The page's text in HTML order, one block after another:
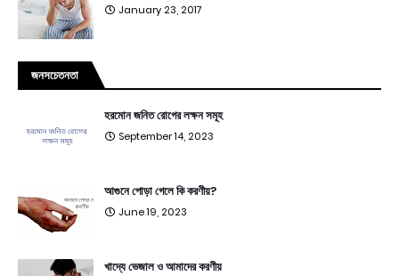
January 23, 2017
জনসচেতনতা
হরমোন জনিত রোগের লক্ষন সমূহ
September 14, 2023
আগুনে পোড়া গেলে কি করণীয়?
June 19, 2023
খাদ্যে ভেজাল ও আমাদের করণীয়